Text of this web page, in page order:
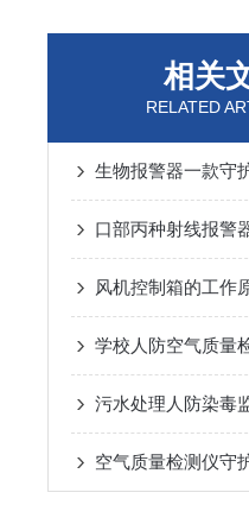
相关
RELATED
风机控制箱的工作